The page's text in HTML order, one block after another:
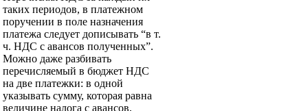
таких периодов, в платежном
поручении в поле назначения
платежа следует дописывать “в т.
ч. НДС с авансов полученных”.
Можно даже разбивать
перечисляемый в бюджет НДС
на две платежки: в одной
указывать сумму, которая равна
величине налога с авансов,